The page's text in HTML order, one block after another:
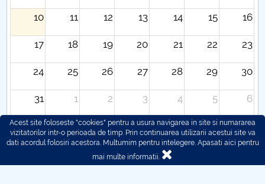
10 11 12 13 14 15 16
17 18 19 20 21 22 23
24 25 26 27 28 29 30
31 1 2 3 4 5 6
Acest site foloseste "cookies" pentru a usura navigarea in site si numararea
vizitatorilor intr-o perioada de timp. Prin continuarea utilizarii acestui site va
dati acordul folosiri acestora. Multumim pentru intelegere. Apasati aici pentru
mai multe informatii.